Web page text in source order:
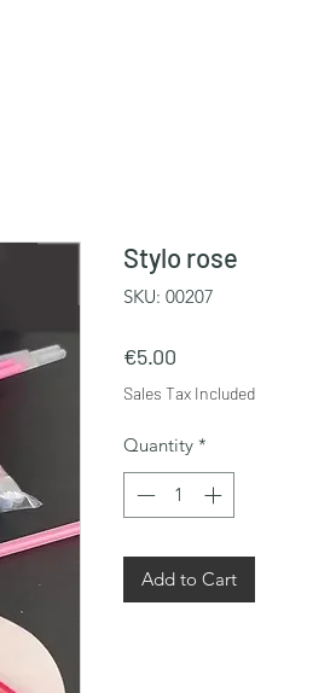
Stylo rose
SKU: 00207
€5.00
Sales Tax Included
Quantity *
Add to Cart